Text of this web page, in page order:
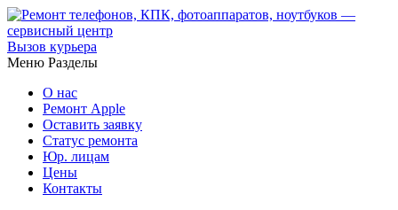
Вызов курьера
Меню Разделы
О нас
Ремонт Apple
Оставить заявку
Статус ремонта
Юр. лицам
Цены
Контакты